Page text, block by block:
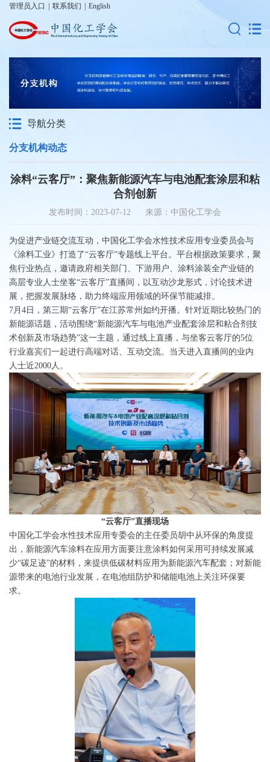
管理员入口 联系我们 English
导航分类
分支机构动态
涂料“云客厅”：聚焦新能源汽车与电池配套涂层和粘
合剂创新
发布时间：2023-07-12 来源：中国化工学会
为促进产业链交流互动，中国化工学会水性技术应用专业委员会与
《涂料工业》打造了“云客厅”专题线上平台。平台根据政策要求，聚
焦行业热点，邀请政府相关部门、下游用户、涂料涂装全产业链的
高层专业人士坐客“云客厅”直播间，以互动沙龙形式，讨论技术进
展，把握发展脉络，助力终端应用领域的环保节能减排。
7月4日，第三期“云客厅”在江苏常州如约开播。针对近期比较热门的
新能源话题，活动围绕“新能源汽车与电池产业配套涂层和粘合剂技
术创新及市场趋势”这一主题，通过线上直播，与坐客云客厅的5位
行业嘉宾们一起进行高端对话、互动交流。当天进入直播间的业内
人士近2000人。
“云客厅”直播现场
中国化工学会水性技术应用专委会的主任委员胡中从环保的角度提
出，新能源汽车涂料在应用方面要注意涂料如何采用可持续发展减
少“碳足迹”的材料，来提供低碳材料应用为新能源汽车配套；对新能
源带来的电池行业发展，在电池组防护和储能电池上关注环保要
求。